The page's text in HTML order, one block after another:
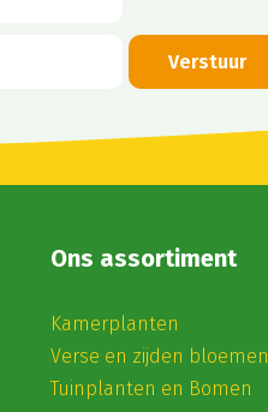
Ons assortiment
Kamerplanten
Verse en zijden bloemen
Tuinplanten en Bomen